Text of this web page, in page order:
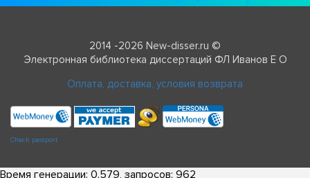
2014 -2026 New-disser.ru ©
Электронная библиотека диссертаций ФЛ Иванов Е О
Оплата, доставка, условия возврата
Check passport
Время генерации: 0.579, запросов: 962